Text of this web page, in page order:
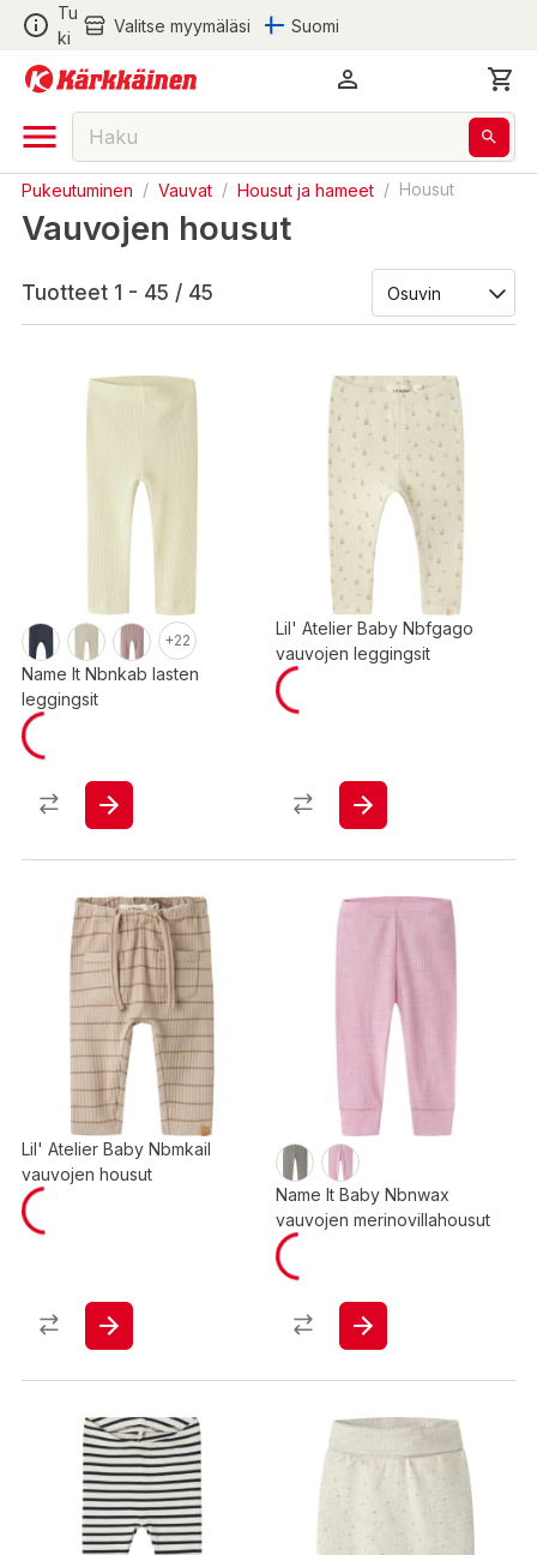
Tu
ki
Valitse myymäläsi Suomi
Pukeutuminen / Vauvat / Housut ja hameet / Housut
Vauvojen housut
Tuotteet 1 - 45 / 45
+22
Name It Nbnkab lasten
leggingsit
Lil' Atelier Baby Nbfgago
vauvojen leggingsit
Lil' Atelier Baby Nbmkail
vauvojen housut
Name It Baby Nbnwax
vauvojen merinovillahousut